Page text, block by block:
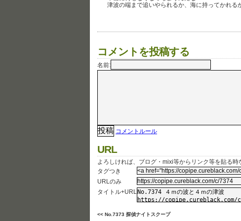
津波の端まで追いやられるか、海に持ってかれる
コメントを投稿する
名前:
コメントルール
URL
よろしければ、ブログ・mixi等からリンク等を貼る時
タグつき
URLのみ
タイトル+URL
<< No.7373 探偵ナイトスクープ